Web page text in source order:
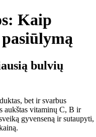
Kaip
bulvių
bet ir svarbus
aukštas vitaminų C, B ir
gyvenseną ir sutaupyti,